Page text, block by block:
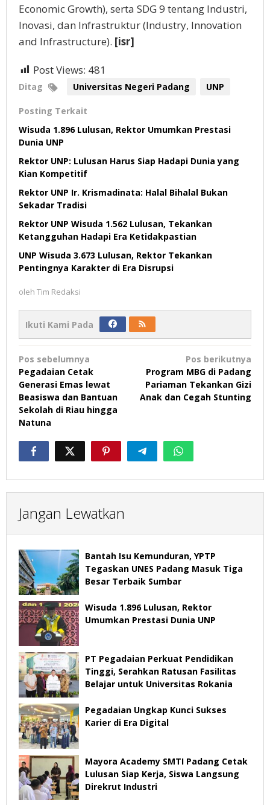
Economic Growth), serta SDG 9 tentang Industri,
Inovasi, dan Infrastruktur (Industry, Innovation
and Infrastructure). [isr]
Post Views: 481
Ditag Universitas Negeri Padang UNP
Posting Terkait
Wisuda 1.896 Lulusan, Rektor Umumkan Prestasi
Dunia UNP
Rektor UNP: Lulusan Harus Siap Hadapi Dunia yang
Kian Kompetitif
Rektor UNP Ir. Krismadinata: Halal Bihalal Bukan
Sekadar Tradisi
Rektor UNP Wisuda 1.562 Lulusan, Tekankan
Ketangguhan Hadapi Era Ketidakpastian
UNP Wisuda 3.673 Lulusan, Rektor Tekankan
Pentingnya Karakter di Era Disrupsi
oleh Tim Redaksi
Ikuti Kami Pada
Navigasi
pos
Pos sebelumnya
Pegadaian Cetak
Generasi Emas lewat
Beasiswa dan Bantuan
Sekolah di Riau hingga
Natuna
Pos berikutnya
Program MBG di Padang
Pariaman Tekankan Gizi
Anak dan Cegah Stunting
Jangan Lewatkan
Bantah Isu Kemunduran, YPTP
Tegaskan UNES Padang Masuk Tiga
Besar Terbaik Sumbar
Wisuda 1.896 Lulusan, Rektor
Umumkan Prestasi Dunia UNP
PT Pegadaian Perkuat Pendidikan
Tinggi, Serahkan Ratusan Fasilitas
Belajar untuk Universitas Rokania
Pegadaian Ungkap Kunci Sukses
Karier di Era Digital
Mayora Academy SMTI Padang Cetak
Lulusan Siap Kerja, Siswa Langsung
Direkrut Industri